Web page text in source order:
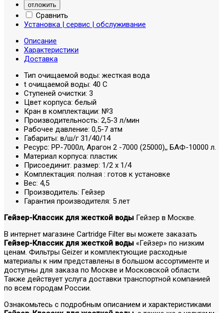
отложить
Сравнить
Установка | сервис | обслуживание
Описание
Характеристики
Доставка
Тип очищаемой воды: жесткая вода
t очищаемой воды: 40 С
Ступеней очистки: 3
Цвет корпуса: белый
Кран в комплектации: №3
Производительность: 2,5-3 л/мин
Рабочее давление: 0,5-7 атм
Габариты: в/ш/г 31/40/14
Ресурс: РР-7000л, Арагон 2 -7000 (25000),, БАФ-10000 л.
Материал корпуса: пластик
Присоединит. размер: 1/2 х 1/4
Комплектация: полная : готов к установке
Вес: 4,5
Производитель: Гейзер
Гарантия производителя: 5 лет
Гейзер-Классик для жесткой воды Гейзер в Москве.
В интернет магазине Cartridge Filter вы можете заказать
Гейзер-Классик для жесткой воды «Гейзер» по низким
ценам. Фильтры Geizer и комплектующие расходные
материалы к ним представлены в большом ассортименте и
доступны для заказа по Москве и Московской области.
Также действует услуга доставки транспортной компанией
по всем городам России.
Ознакомьтесь с подробным описанием и характеристиками